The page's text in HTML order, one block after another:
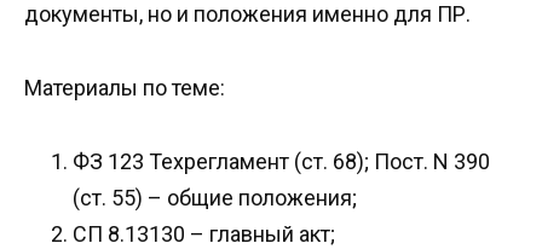
документы, но и положения именно для ПР.
Материалы по теме:
ФЗ 123 Техрегламент (ст. 68); Пост. N 390
(ст. 55) – общие положения;
СП 8.13130 – главный акт;